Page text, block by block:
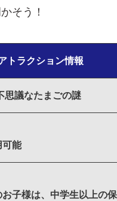
そう！
トラクション情報
思議なたまごの謎
可能
お子様は、中学生以上の保